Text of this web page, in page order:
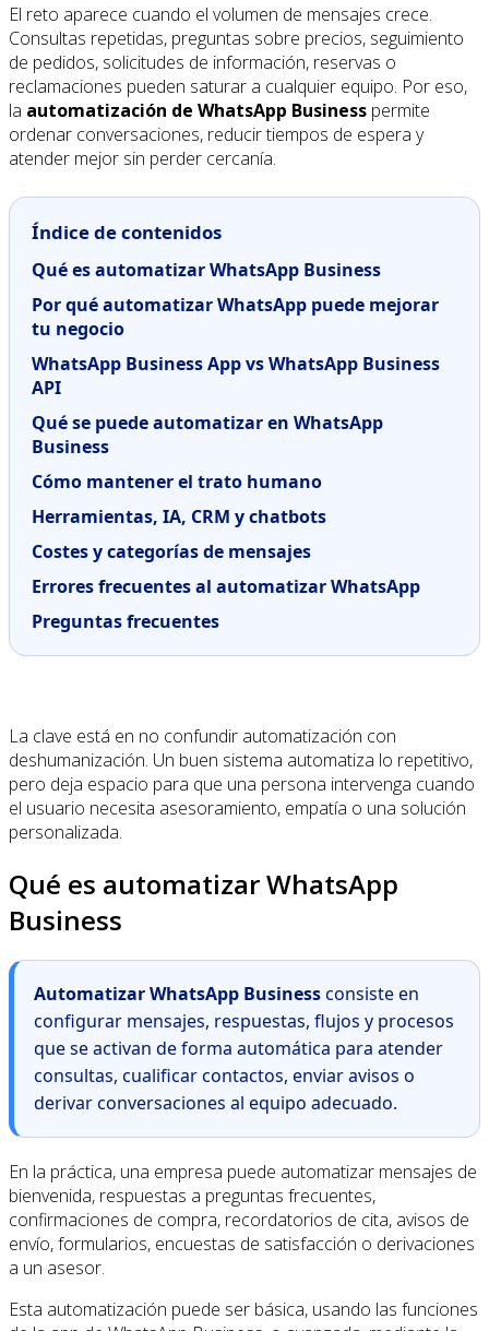
El reto aparece cuando el volumen de mensajes crece.
Consultas repetidas, preguntas sobre precios, seguimiento
de pedidos, solicitudes de información, reservas o
reclamaciones pueden saturar a cualquier equipo. Por eso,
la automatización de WhatsApp Business permite
ordenar conversaciones, reducir tiempos de espera y
atender mejor sin perder cercanía.
Índice de contenidos
Qué es automatizar WhatsApp Business
Por qué automatizar WhatsApp puede mejorar
tu negocio
WhatsApp Business App vs WhatsApp Business
API
Qué se puede automatizar en WhatsApp
Business
Cómo mantener el trato humano
Herramientas, IA, CRM y chatbots
Costes y categorías de mensajes
Errores frecuentes al automatizar WhatsApp
Preguntas frecuentes
La clave está en no confundir automatización con
deshumanización. Un buen sistema automatiza lo repetitivo,
pero deja espacio para que una persona intervenga cuando
el usuario necesita asesoramiento, empatía o una solución
personalizada.
Qué es automatizar WhatsApp
Business
Automatizar WhatsApp Businessconsiste en
configurar mensajes, respuestas, flujos y procesos
que se activan de forma automática para atender
consultas, cualificar contactos, enviar avisos o
derivar conversaciones al equipo adecuado.
En la práctica, una empresa puede automatizar mensajes de
bienvenida, respuestas a preguntas frecuentes,
confirmaciones de compra, recordatorios de cita, avisos de
envío, formularios, encuestas de satisfacción o derivaciones
a un asesor.
Esta automatización puede ser básica, usando las funciones